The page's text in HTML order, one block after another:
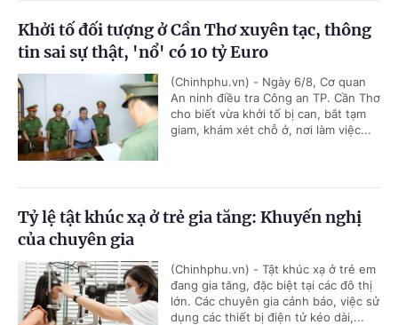
Khởi tố đối tượng ở Cần Thơ xuyên tạc, thông
tin sai sự thật, 'nổ' có 10 tỷ Euro
(Chinhphu.vn) - Ngày 6/8, Cơ quan
An ninh điều tra Công an TP. Cần Thơ
cho biết vừa khởi tố bị can, bắt tạm
giam, khám xét chỗ ở, nơi làm việc...
Tỷ lệ tật khúc xạ ở trẻ gia tăng: Khuyến nghị
của chuyên gia
(Chinhphu.vn) - Tật khúc xạ ở trẻ em
đang gia tăng, đặc biệt tại các đô thị
lớn. Các chuyên gia cảnh báo, việc sử
dụng các thiết bị điện tử kéo dài,...